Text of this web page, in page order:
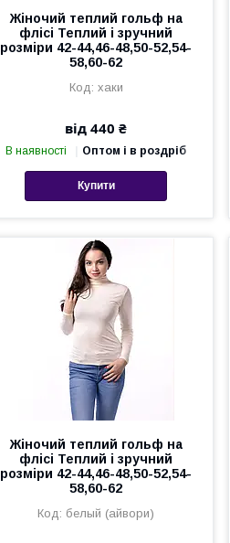
Жіночий теплий гольф на
флісі Теплий і зручний
розміри 42-44,46-48,50-52,54-
58,60-62
хаки
від 440 ₴
В наявності Оптом і в роздріб
Купити
Жіночий теплий гольф на
флісі Теплий і зручний
розміри 42-44,46-48,50-52,54-
58,60-62
белый (айвори)